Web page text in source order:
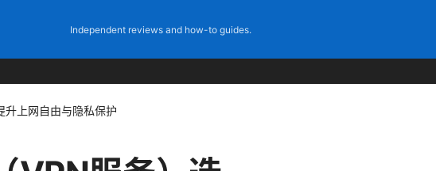
Independent reviews and how-to guides.
上网自由与隐私保护